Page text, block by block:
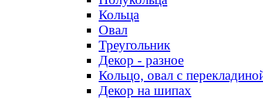
Кольца
Овал
Треугольник
Декор - разное
Кольцо, овал с
Декор на шипах